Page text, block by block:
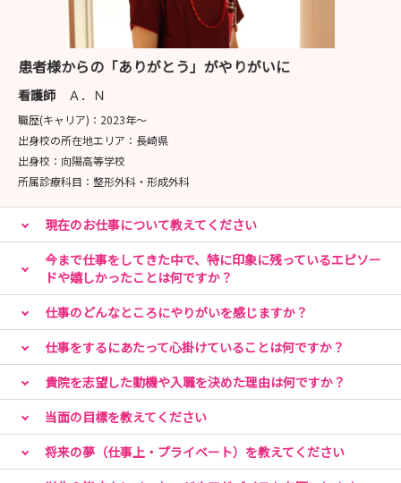
患者様からの「ありがとう」がやりがいに
看護師 Ａ．Ｎ
職歴(キャリア)： 2023年〜
出身校の所在地エリア： 長崎県
出身校： 向陽高等学校
所属診療科目： 整形外科・形成外科
現在のお仕事について教えてください
今まで仕事をしてきた中で、特に印象に残っているエピソー
ドや嬉しかったことは何ですか？
仕事のどんなところにやりがいを感じますか？
仕事をするにあたって心掛けていることは何ですか？
貴院を志望した動機や入職を決めた理由は何ですか？
当面の目標を教えてください
将来の夢（仕事上・プライベート）を教えてください